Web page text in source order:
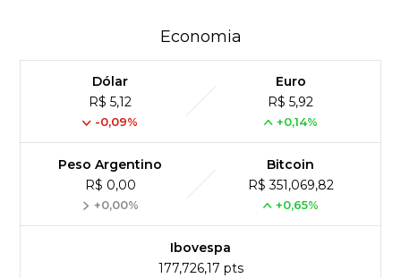
Economia
Dólar
R$ 5,12
-0,09%
Euro
R$ 5,92
+0,14%
Peso Argentino
R$ 0,00
+0,00%
Bitcoin
R$ 351,069,82
+0,65%
Ibovespa
177,726,17 pts